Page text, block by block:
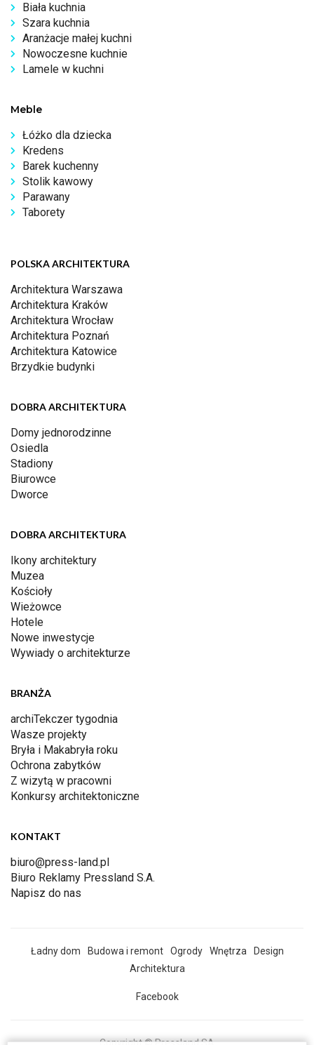
Biała kuchnia
Szara kuchnia
Aranżacje małej kuchni
Nowoczesne kuchnie
Lamele w kuchni
Meble
Łóżko dla dziecka
Kredens
Barek kuchenny
Stolik kawowy
Parawany
Taborety
POLSKA ARCHITEKTURA
Architektura Warszawa
Architektura Kraków
Architektura Wrocław
Architektura Poznań
Architektura Katowice
Brzydkie budynki
DOBRA ARCHITEKTURA
Domy jednorodzinne
Osiedla
Stadiony
Biurowce
Dworce
DOBRA ARCHITEKTURA
Ikony architektury
Muzea
Kościoły
Wieżowce
Hotele
Nowe inwestycje
Wywiady o architekturze
BRANŻA
archiTekczer tygodnia
Wasze projekty
Bryła i Makabryła roku
Ochrona zabytków
Z wizytą w pracowni
Konkursy architektoniczne
KONTAKT
biuro@press-land.pl
Biuro Reklamy Pressland S.A.
Napisz do nas
Ładny dom Budowa i remont Ogrody Wnętrza
Design
Architektura
Facebook